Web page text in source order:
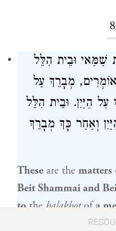
8
שַׁמַּאי וּבֵית הִלֵּל
אוֹמְרִים, מְבָרֵךְ עַל
הַיַּיִן. וּבֵית הִלֵּל
וְאַחַר כָּךְ מְבָרֵךְ
These are the matters
Beit Shammaiand
to the halakhotofa
concerns the order of